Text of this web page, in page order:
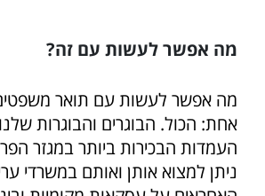
מה אפשר לעשות עם זה?
מה אפשר לעשות עם תואר
אחת: הכול. הבוגרים והבוגרות
העמדות הבכירות ביותר במגזר
ניתן למצוא אותן ואותם במשרדי